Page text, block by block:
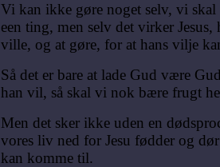
Vi kan ikke gøre noget selv, vi
een ting, men selv det virker Jesus,
ville, og at gøre, for at hans vilje
Så det er bare at lade Gud være
han vil, så skal vi nok bære frugt
Men det sker ikke uden en
vores liv ned for Jesu fødder og
kan komme til.